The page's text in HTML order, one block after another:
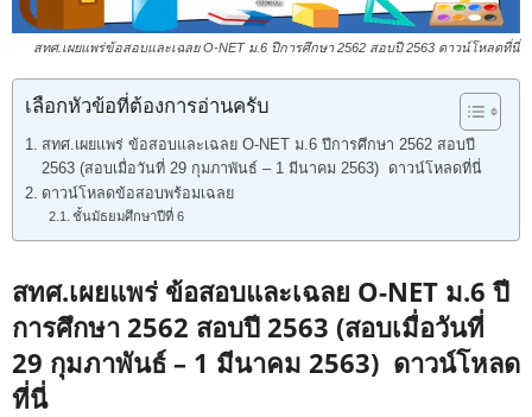
สทศ.เผยแพร่ข้อสอบและเฉลย O-NET ม.6 ปีการศึกษา 2562 สอบปี 2563 ดาวน์โหลดที่นี่
เลือกหัวข้อที่ต้องการอ่านครับ
สทศ.เผยแพร่ ข้อสอบและเฉลย O-NET ม.6 ปีการศึกษา 2562 สอบปี
2563 (สอบเมื่อวันที่ 29 กุมภาพันธ์ – 1 มีนาคม 2563) ดาวน์โหลดที่นี่
ดาวน์โหลดข้อสอบพร้อมเฉลย
ชั้นมัธยมศึกษาปีที่ 6
สทศ.เผยแพร่ ข้อสอบและเฉลย O-NET ม.6 ปี
การศึกษา 2562 สอบปี 2563 (สอบเมื่อวันที่
29 กุมภาพันธ์ – 1 มีนาคม 2563) ดาวน์โหลด
ที่นี่